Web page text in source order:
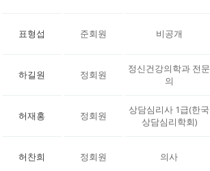
표형섭 준회원 비공개
하길원 정회원
정신건강의학과 전문
의
허재홍 정회원
상담심리사 1급(한국
상담심리학회)
허찬희 정회원 의사